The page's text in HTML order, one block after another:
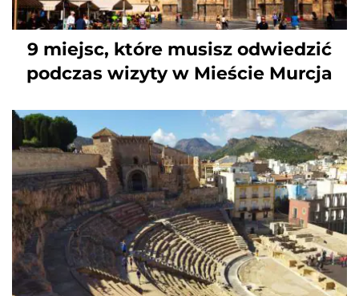
9 miejsc, które musisz odwiedzić
podczas wizyty w Mieście Murcja